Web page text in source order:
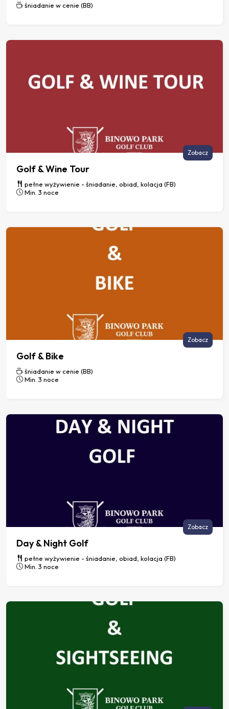
śniadanie w cenie (BB)
Golf & Wine Tour
pełne wyżywienie - śniadanie, obiad, kolacja (FB)
Min. 3 noce
Zobacz
Golf & Bike
śniadanie w cenie (BB)
Min. 3 noce
Zobacz
Day & Night Golf
pełne wyżywienie - śniadanie, obiad, kolacja (FB)
Min. 3 noce
Zobacz